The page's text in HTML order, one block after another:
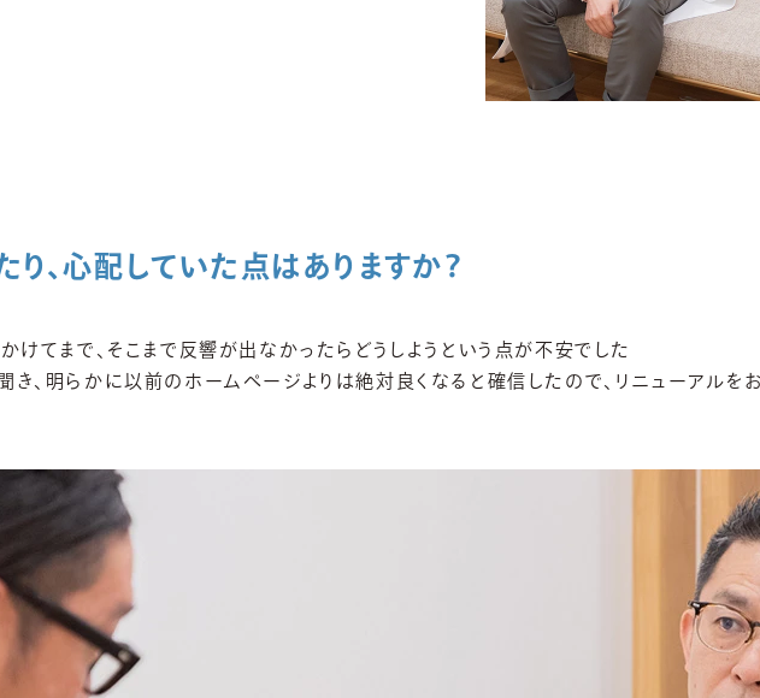
り、心配していた点はありますか？
けてまで、そこまで反響が出なかったらどうしようという点が不安でした
、明らかに以前のホームページよりは絶対良くなると確信したので、リニューアルを